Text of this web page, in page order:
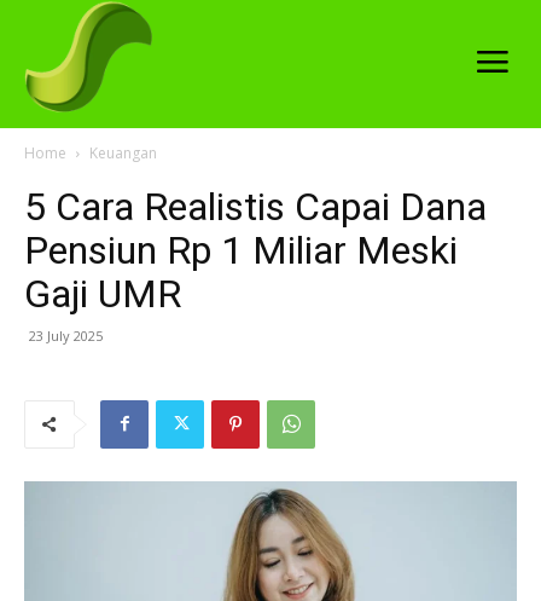
Home Keuangan
5 Cara Realistis Capai Dana
Pensiun Rp 1 Miliar Meski
Gaji UMR
23 July 2025